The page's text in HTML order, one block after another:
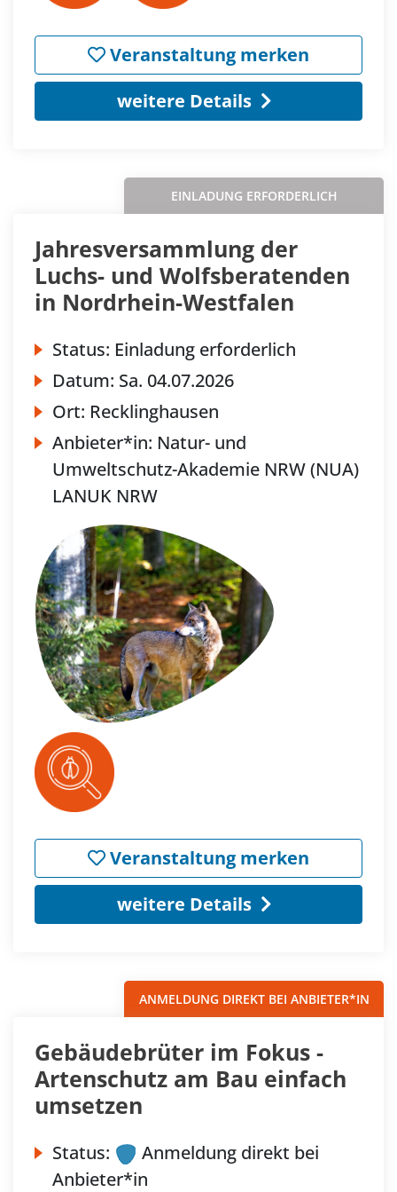
Veranstaltung merken
weitere Details
EINLADUNG ERFORDERLICH
Jahresversammlung der
Luchs- und Wolfsberatenden
in Nordrhein-Westfalen
Status: Einladung erforderlich
Datum: Sa. 04.07.2026
Ort: Recklinghausen
Anbieter*in: Natur- und
Umweltschutz-Akademie NRW (NUA)
LANUK NRW
Veranstaltung merken
weitere Details
ANMELDUNG DIREKT BEI ANBIETER*IN
Gebäudebrüter im Fokus -
Artenschutz am Bau einfach
umsetzen
Status:
Anmeldung direkt bei
Anbieter*in